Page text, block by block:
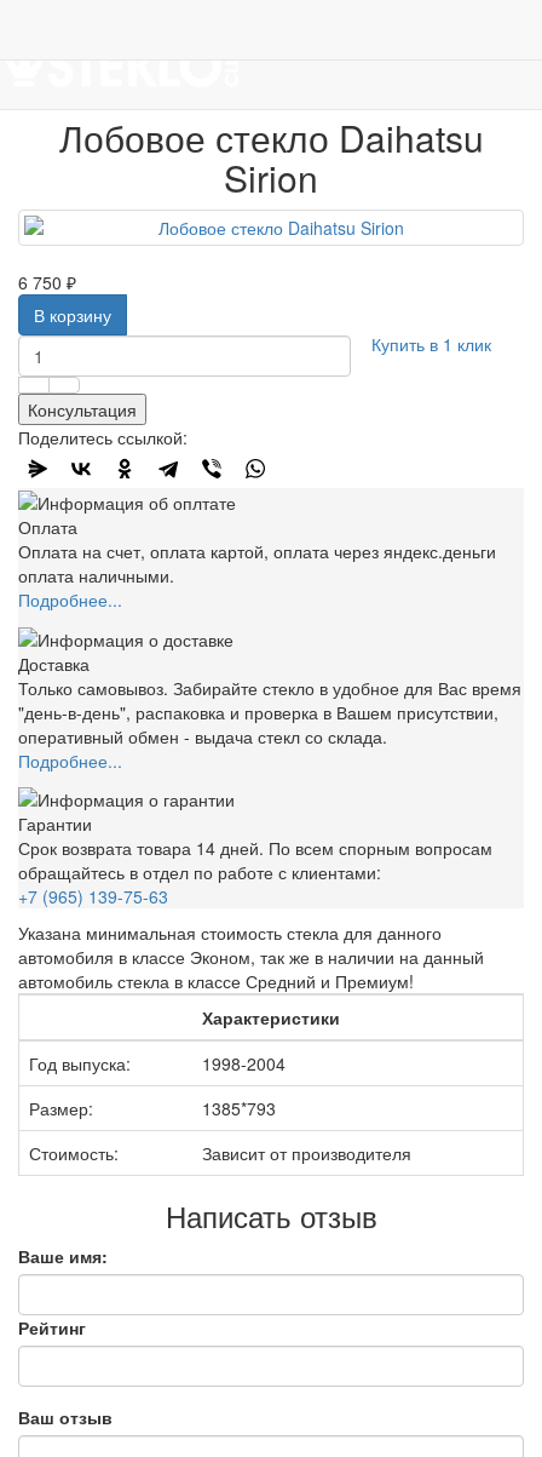
Лобовое стекло Daihatsu
Sirion
6 750 ₽
В корзину
Купить в 1 клик
Консультация
Поделитесь ссылкой:
Оплата
Оплата на счет, оплата картой, оплата через яндекс.деньги
оплата наличными.
Подробнее...
Доставка
Только самовывоз. Забирайте стекло в удобное для Вас время
"день-в-день", распаковка и проверка в Вашем присутствии,
оперативный обмен - выдача стекл со склада.
Подробнее...
Гарантии
Срок возврата товара 14 дней. По всем спорным вопросам
обращайтесь в отдел по работе с клиентами:
+7 (965) 139-75-63
Указана минимальная стоимость стекла для данного
автомобиля в классе Эконом, так же в наличии на данный
автомобиль стекла в классе Средний и Премиум!
Характеристики
Год выпуска:
1998-2004
Размер:
1385*793
Стоимость:
Зависит от производителя
Написать отзыв
Ваше имя:
Рейтинг
Ваш отзыв